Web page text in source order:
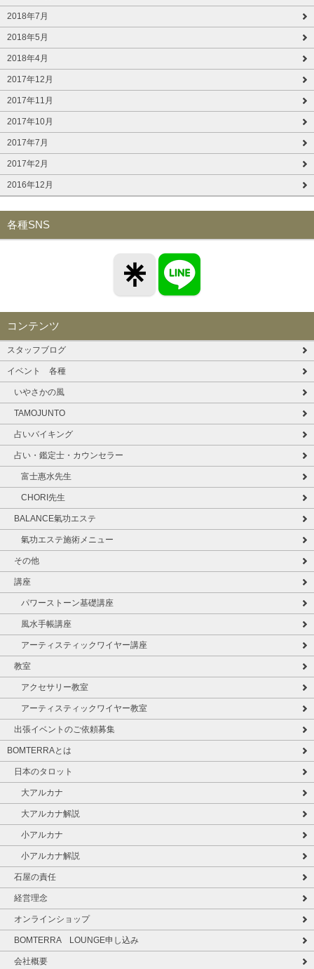
2018年7月
2018年5月
2018年4月
2017年12月
2017年11月
2017年10月
2017年7月
2017年2月
2016年12月
各種SNS
コンテンツ
スタッフブログ
イベント 各種
いやさかの風
TAMOJUNTO
占いバイキング
占い・鑑定士・カウンセラー
富士惠水先生
CHORI先生
BALANCE氣功エステ
氣功エステ施術メニュー
その他
講座
パワーストーン基礎講座
風水手帳講座
アーティスティックワイヤー講座
教室
アクセサリー教室
アーティスティックワイヤー教室
出張イベントのご依頼募集
BOMTERRAとは
日本のタロット
大アルカナ
大アルカナ解説
小アルカナ
小アルカナ解説
石屋の責任
経営理念
オンラインショップ
BOMTERRA LOUNGE申し込み
会社概要